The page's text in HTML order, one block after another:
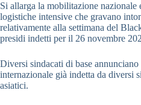
Si allarga la mobilitazione nazionale
logistiche intensive che gravano
relativamente alla settimana del
presidi indetti per il 26 novembre
Diversi sindacati di base annunciano
internazionale già indetta da diversi
asiatici.